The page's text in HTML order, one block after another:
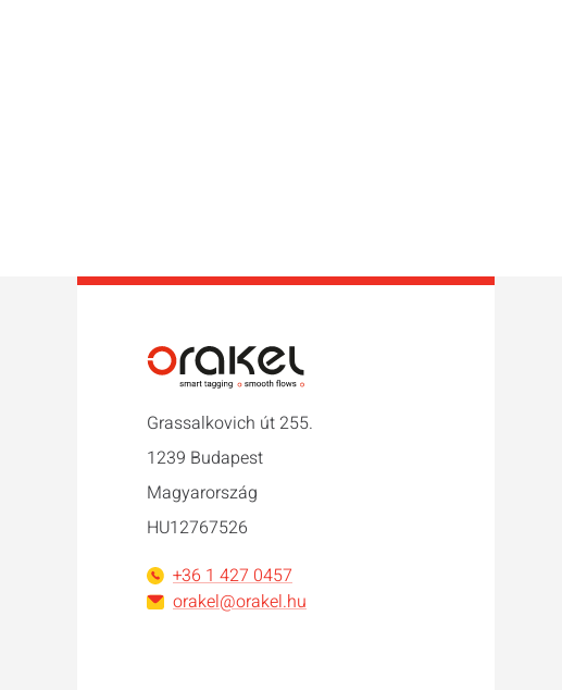
Grassalkovich út 255.
1239 Budapest
Magyarország
HU12767526
+36 1 427 0457
orakel@orakel.hu